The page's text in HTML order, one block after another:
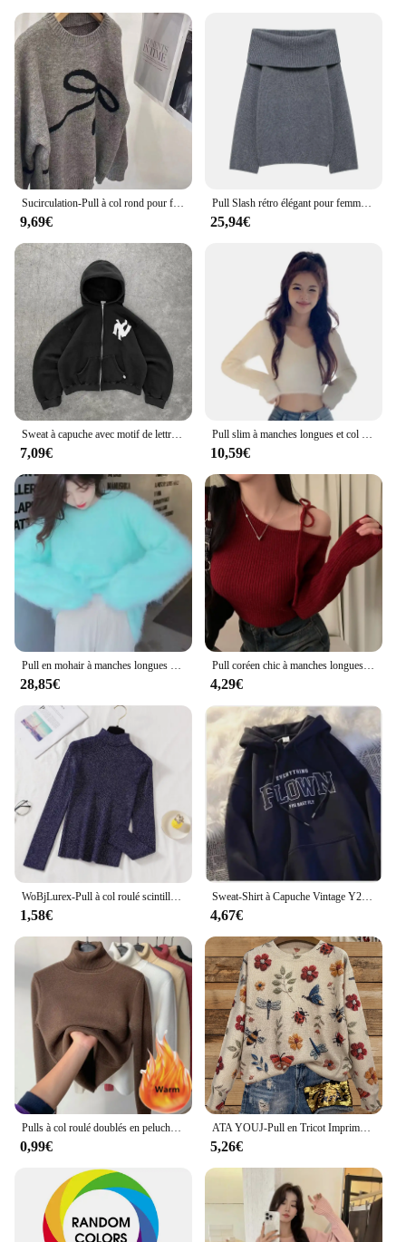
Sucirculation-Pull à col rond pour femme, nœud épissé, manches longues, haut avec tout, pulls décontractés, X13, coréen, nouveau, 2024
9,69€
Pull Slash rétro élégant pour femme, pull doux pour femme, vêtements chics et décontractés, mode 2024
25,94€
Sweat à capuche avec motif de lettres rétro pour femmes, pull Hip Hop, Streetwear Y2K, vêtements Harajuku, haute qualité, nouveau
7,09€
Pull slim à manches longues et col en V pour femmes, pull décontracté, haut court, style coréen, document solide, sexy, automne, printemps
10,59€
Pull en mohair à manches longues pour femme, pull en cachemire de vison, haute qualité, doux, optique, chaud, automne, hiver, nouveau, E255
28,85€
Pull coréen chic à manches longues avec nœud papillon, pull à encolure oblique irrégulière, tempérament lancé
4,29€
WoBjLurex-Pull à col roulé scintillant pour femme, pull femme, pull femme, haut, mode, élégant, solide, commandé, automne, hiver
1,58€
Sweat-Shirt à Capuche Vintage Y2k, Streetwear, Chemise Assortie, Respiré, Esthétique, Style Coréen, Pull Hiphelicopter, Haut de Styliste
4,67€
Pulls à col roulé doublés en peluche pour femmes, pulls vintage, tricots décontractés, pull kazak commandé
0,99€
ATA YOUJ-Pull en Tricot Imprimé pour Femme, Vêtement Respirant, Automne-Hiver, Y-2025
5,26€